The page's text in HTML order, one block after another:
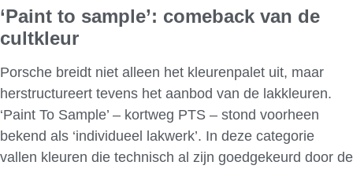
‘Paint to sample’: comeback van de
cultkleur
Porsche breidt niet alleen het kleurenpalet uit, maar
herstructureert tevens het aanbod van de lakkleuren.
‘Paint To Sample’ – kortweg PTS – stond voorheen
bekend als ‘individueel lakwerk’. In deze categorie
vallen kleuren die technisch al zijn goedgekeurd door de